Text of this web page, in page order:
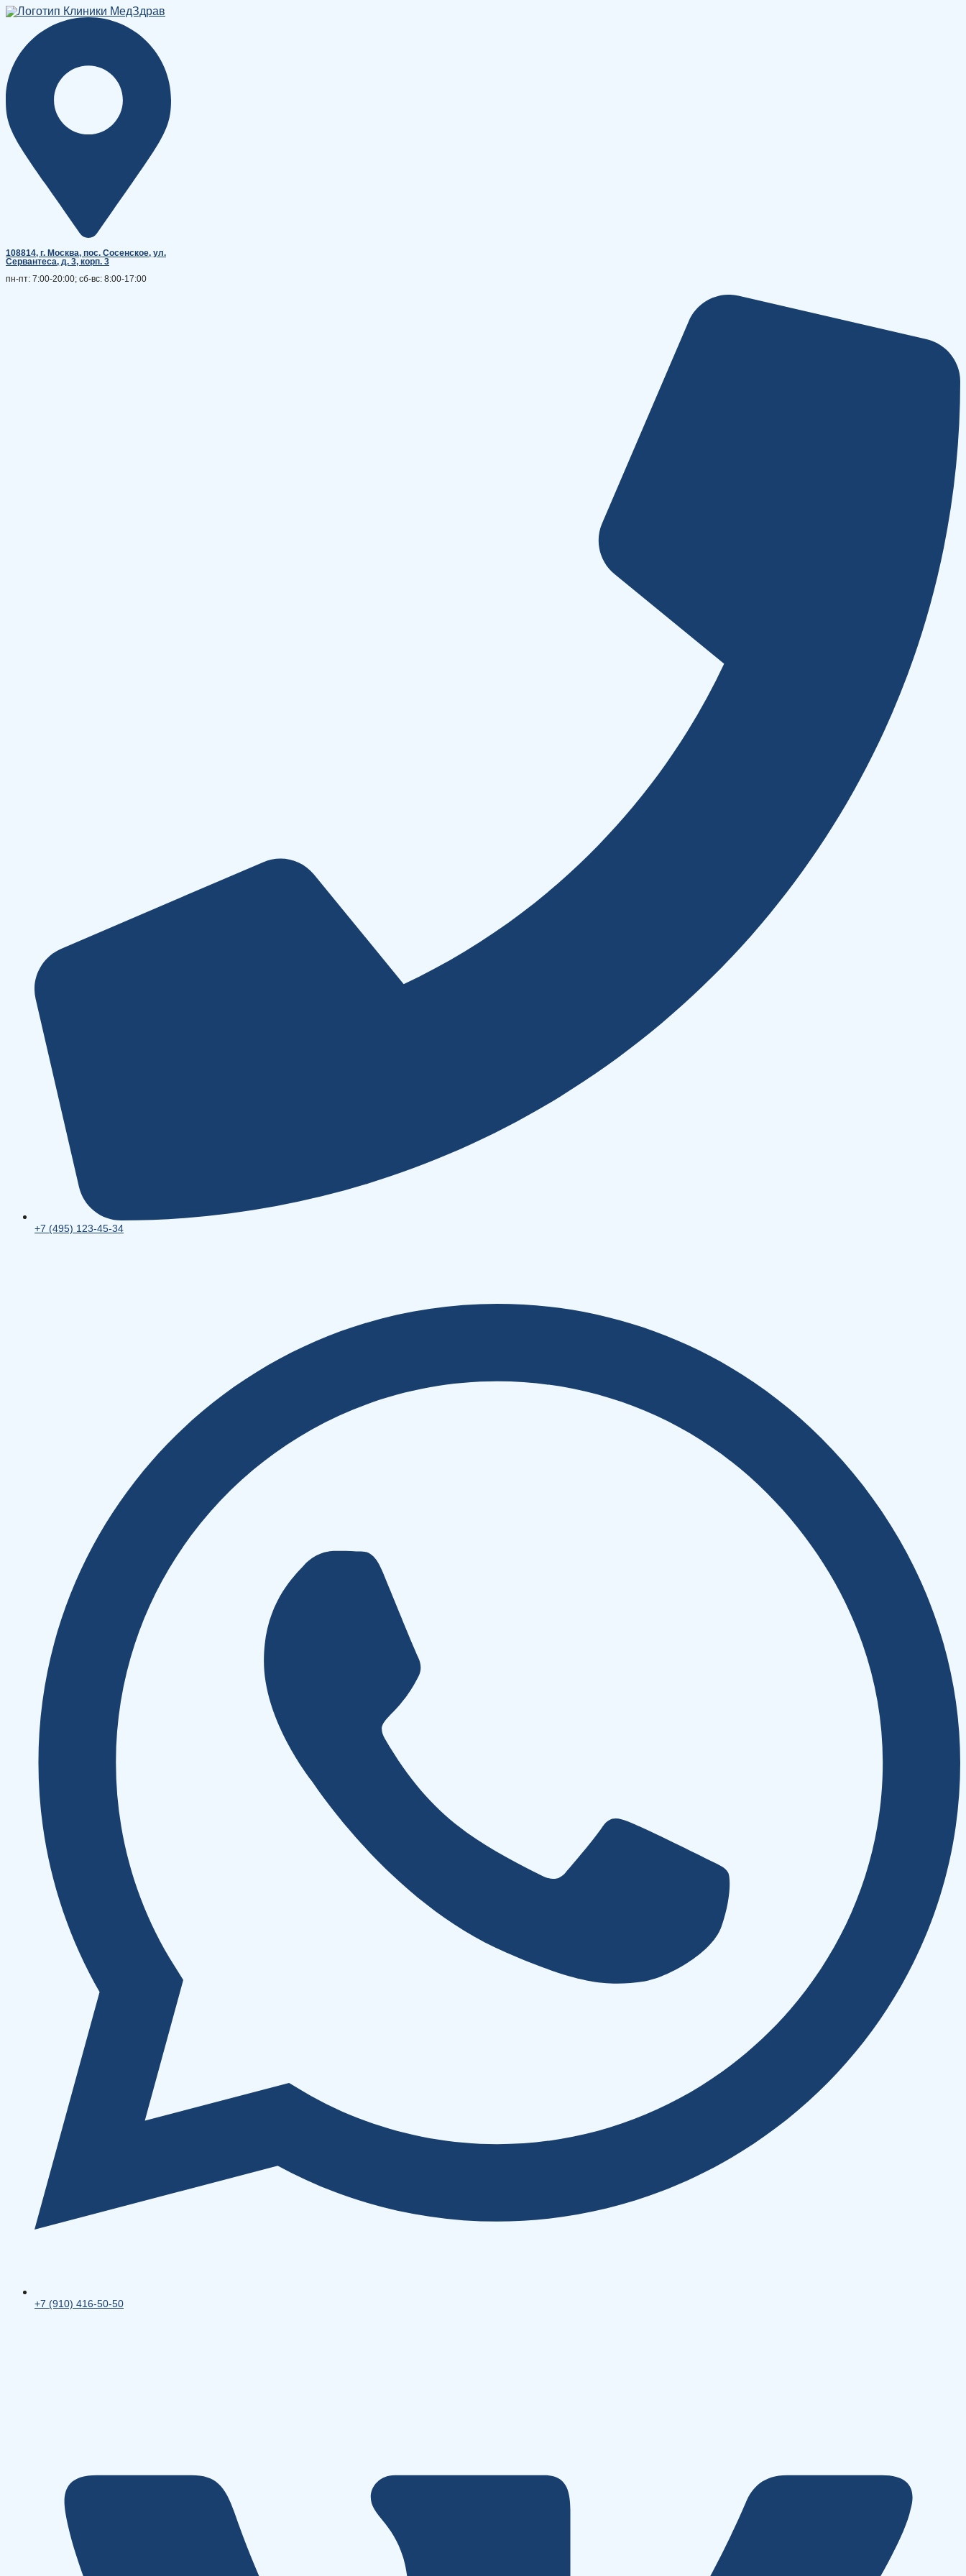
Перейти
содержимому
108814, г. Москва, поc. Сосенское, ул.
Сервантеса, д. 3, корп. 3
пн-пт: 7:00-20:00; сб-вс: 8:00-17:00
+7 (495) 123-45-34
+7 (910) 416-50-50